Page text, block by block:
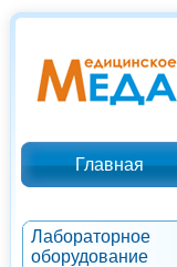
Главная
Лабораторное
оборудование